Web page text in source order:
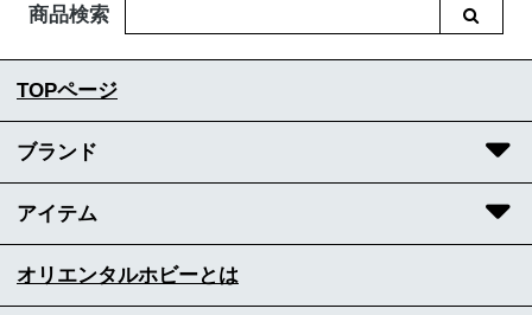
商品検索
TOPページ
ブランド
アイテム
オリエンタルホビーとは